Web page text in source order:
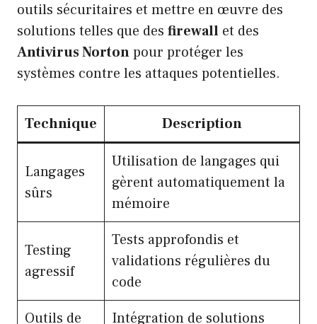
outils sécuritaires et mettre en œuvre des
solutions telles que des firewall et des
Antivirus Nortonpour protéger les
systèmes contre les attaques potentielles.
Technique Description
Langages
sûrs
Utilisation de langages qui
gèrent automatiquement la
mémoire
Testing
agressif
Tests approfondis et
validations régulières du
code
Outils de
Intégration de solutions